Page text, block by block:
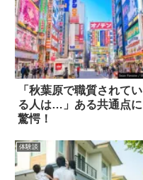
「秋葉原で職質されてい
る人は…」ある共通点に
驚愕！
体験談